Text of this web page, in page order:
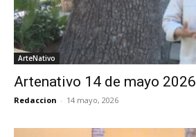
ArteNativo
Artenativo 14 de mayo 2026
Redaccion - 14 mayo, 2026